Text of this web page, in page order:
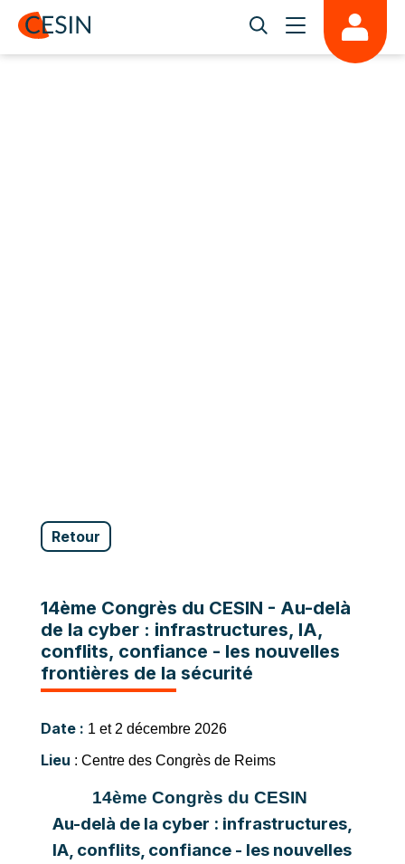
Retour
14ème Congrès du CESIN - Au-delà
de la cyber : infrastructures, IA,
conflits, confiance - les nouvelles
frontières de la sécurité
Date : 1 et 2 décembre 2026
Lieu : Centre des Congrès de Reims
14ème Congrès du CESIN
Au-delà de la cyber : infrastructures,
IA, conflits, confiance - les nouvelles